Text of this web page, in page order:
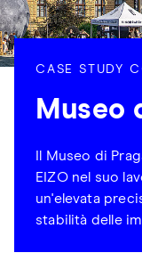
CASE STUDY
Museo
Il Museo di
EIZO nel suo
un'elevata
stabilità delle